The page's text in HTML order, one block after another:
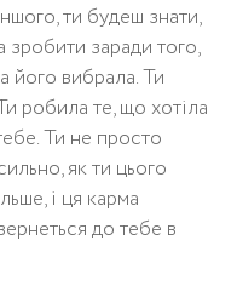
ти будеш знати,
заради того,
його вибрала. Ти
робила те, що хотіла
Ти не просто
як ти цього
і ця карма
до тебе в